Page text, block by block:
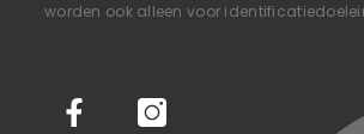
worden ook alleen voor